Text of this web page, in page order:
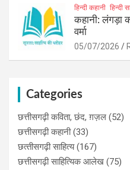
हिन्दी कहानी हिन्दी
कहानी: लंगड़ा
वर्मा
05/07/2026
Categories
छत्तीसगढ़ी कविता, छंद, ग़ज़ल (52)
छत्तीसगढ़ी कहानी(33)
छत्‍तीसगढ़ी साहित्‍य(167)
छत्तीसगढ़ी साहित्यिक आलेख (75)